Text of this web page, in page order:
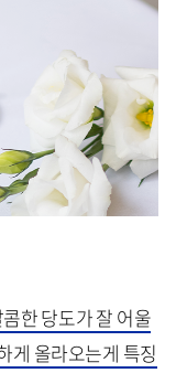
한 당도가 잘 어울
게 올라오는게 특징